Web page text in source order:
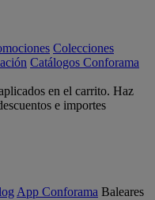
Colecciones
Catálogos Conforama
en el carrito. Haz
e importes
App Conforama Baleares